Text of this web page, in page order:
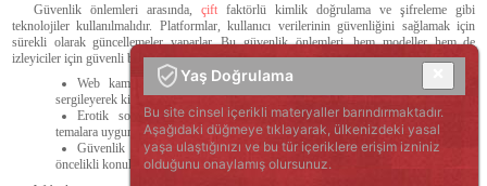
Güvenlik önlemleri arasında, çiftfaktörlü kimlik doğrulama ve şifreleme gibi
teknolojiler kullanılmalıdır. Platformlar, kullanıcı verilerinin güvenliğini sağlamak için
sürekli olarak güncellemeler yaparlar. Bu güvenlik önlemleri, hem modeller hem de
izleyiciler için güvenli bir ortam sağlar.
Web kamerası modelleri, izleyicilerin fantazilerine uygun performanslar
sergileyerek kişisel deneyimleri en üst düzeye çıkarır.
Erotik sohbet siteleri, kullanıcılarına kişiselleştirilebilir içerikler, farklı
temalara uygun rol yapma seçenekleri ve coğrafi filtreleme gibi özellikler sunar.
Güvenlik ve etik, web kamerası modelleri ve platformlar için her zaman
öncelikli konulardır.
Yaş Doğrulama
Bu site cinsel içerikli materyaller barındırmaktadır.
Aşağıdaki düğmeye tıklayarak, ülkenizdeki yasal
yaşa ulaştığınızı ve bu tür içeriklere erişim izniniz
olduğunu onaylamış olursunuz.